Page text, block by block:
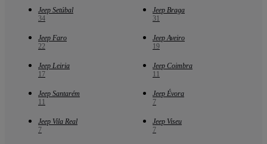
Jeep Setúbal
34
Jeep Braga
31
Jeep Faro
22
Jeep Aveiro
19
Jeep Leiria
17
Jeep Coimbra
11
Jeep Santarém
11
Jeep Évora
7
Jeep Vila Real
7
Jeep Viseu
7